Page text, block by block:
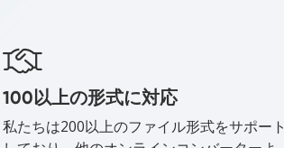
100以上の形式に対応
私たちは200以上のファイル形式をサポート